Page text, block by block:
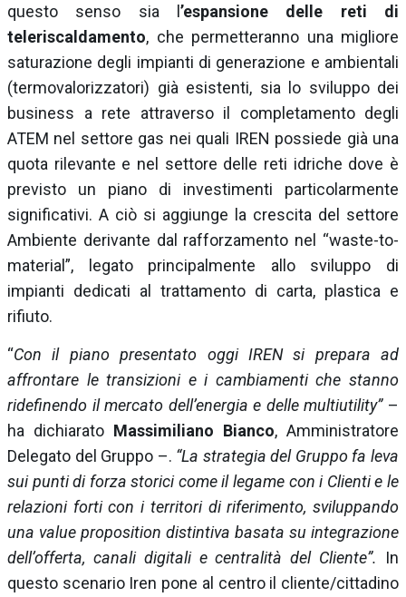
questo senso sia l ’espansione delle reti di
teleriscaldamento, che permetteranno una migliore
saturazione degli impianti di generazione e ambientali
(termovalorizzatori) già esistenti, sia lo sviluppo dei
business a rete attraverso il completamento degli
ATEM nel settore gas nei quali IREN possiede già una
quota rilevante e nel settore delle reti idriche dove è
previsto un piano di investimenti particolarmente
significativi. A ciò si aggiunge la crescita del settore
Ambiente derivante dal rafforzamento nel “waste-to-
material”, legato principalmente allo sviluppo di
impianti dedicati al trattamento di carta, plastica e
rifiuto.
“Con il piano presentato oggi IREN si prepara ad
affrontare le transizioni e i cambiamenti che stanno
ridefinendo il mercato dell’energia e delle multiutility”–
ha dichiarato Massimiliano Bianco, Amministratore
Delegato del Gruppo –. “La strategia del Gruppo fa leva
sui punti di forza storici come il legame con i Clienti e le
relazioni forti con i territori di riferimento, sviluppando
una value proposition distintiva basata su integrazione
dell’offerta, canali digitali e centralità del Cliente”. In
questo scenario Iren pone al centro il cliente/cittadino